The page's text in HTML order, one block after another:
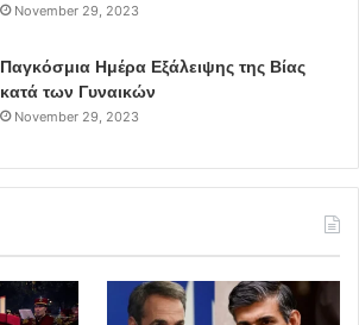
November 29, 2023
Παγκόσμια Ημέρα Εξάλειψης της Βίας
κατά των Γυναικών
November 29, 2023